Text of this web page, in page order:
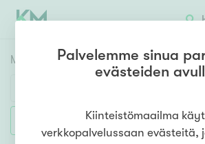
Myyntikohteet
Huoneluku
1h 2h 3h
Lisää hakuehtoja
Palvelemme sinua
evästeiden
Kiinteistömaailma
verkkopalvelussaan evästeitä,